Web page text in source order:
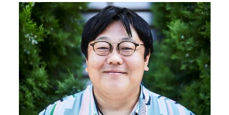
40代からの景色 50代のリアル
美しさの哲学
パートナーとの歩み方
親になるということ
病が教えてくれたこと
移住という選択
熱狂できるもの
一生モノの愛用品
私を彩るエッセンス
60代のネクストステージ
70代のグランドデザイン
社会・カルチャー・マネー